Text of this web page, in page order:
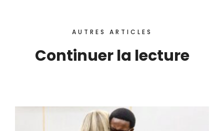
AUTRES ARTICLES
Continuer la lecture